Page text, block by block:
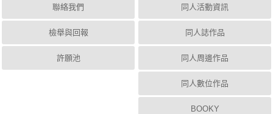
聯絡我們
檢舉與回報
許願池
同人活動資訊
同人誌作品
同人周邊作品
同人數位作品
BOOKY